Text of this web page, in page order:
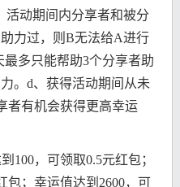
活动期间内分享者和被分
力过，则B无法给A进行
多只能帮助3个分享者助
。d、获得活动期间从未
者有机会获得更高幸运
100，可领取0.5元红包；
包；幸运值达到2600，可